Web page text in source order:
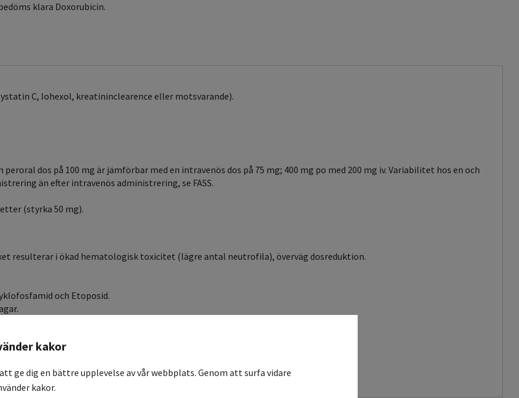
klara Doxorubicin.
C, Iohexol, kreatininclearence eller motsvarande).
dos på 100 mg är jämförbar med en intravenös dos på 75 mg; 400 mg po med 200 mg iv. Variabilitet hos en och
än efter intravenös administrering, se FASS.
(styrka 50 mg).
resulterar i ökad hematologisk toxicitet (lägre antal neutrofila), överväg dosreduktion.
och Etoposid.
det vid behov att byta till Prednisolon i samma dos.
kakor
ge dig en bättre upplevelse av vår webbplats. Genom att surfa vidare
kakor.